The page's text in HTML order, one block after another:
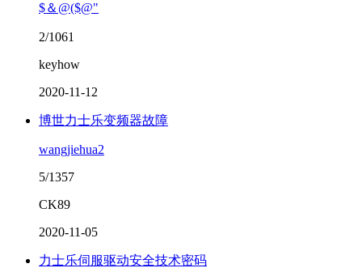
$＆@($@"
2/1061
keyhow
2020-11-12
博世力士乐变频器故障
wangjiehua2
5/1357
CK89
2020-11-05
力士乐伺服驱动安全技术密码